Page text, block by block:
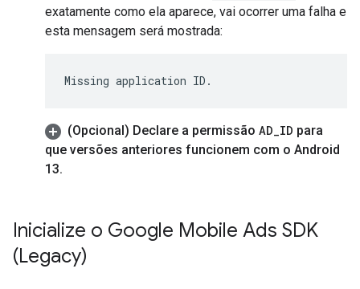
exatamente como ela aparece, vai ocorrer uma falha e
esta mensagem será mostrada:
(Opcional) Declare a permissão AD_ID para
que versões anteriores funcionem com o Android
13.
Inicialize o Google Mobile Ads SDK
(Legacy)